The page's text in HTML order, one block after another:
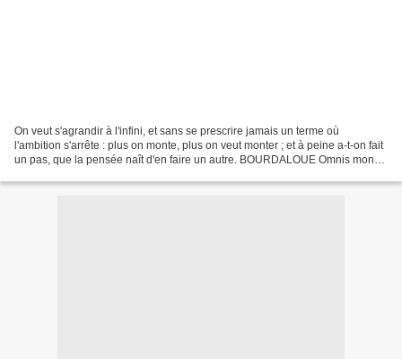
On veut s'agrandir à l'infini, et sans se prescrire jamais un terme où
l'ambition s'arrête : plus on monte, plus on veut monter ; et à peine a-t-on fait
un pas, que la pensée naît d'en faire un autre. BOURDALOUE Omnis mons